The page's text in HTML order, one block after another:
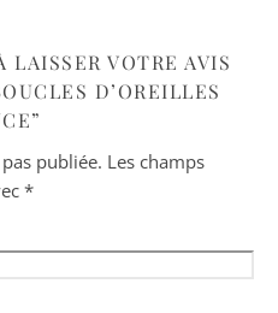
LAISSER VOTRE AVIS
D’OREILLES
publiée. Les champs
*